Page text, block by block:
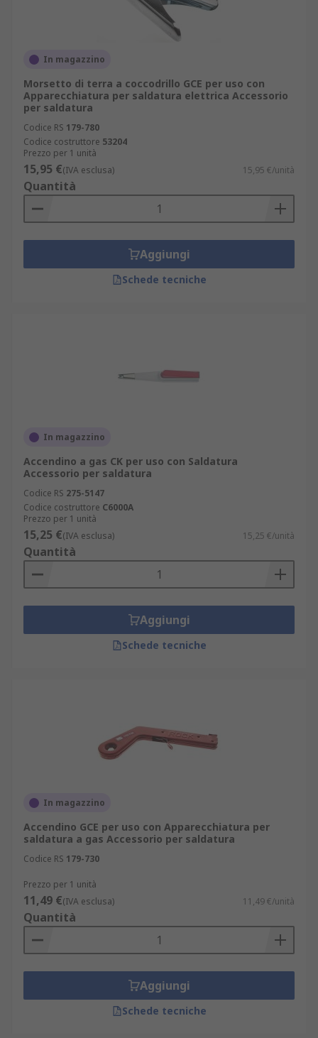
In magazzino
Morsetto di terra a coccodrillo GCE per uso con
Apparecchiatura per saldatura elettrica Accessorio
per saldatura
Codice RS 179-780
Codice costruttore 53204
Prezzo per 1 unità
15,95 €(IVA esclusa) 15,95 €/unità
Quantità
Aggiungi
Schede tecniche
In magazzino
Accendino a gas CK per uso con Saldatura
Accessorio per saldatura
Codice RS 275-5147
Codice costruttore C6000A
Prezzo per 1 unità
15,25 €(IVA esclusa) 15,25 €/unità
Quantità
Aggiungi
Schede tecniche
In magazzino
Accendino GCE per uso con Apparecchiatura per
saldatura a gas Accessorio per saldatura
Codice RS 179-730
Prezzo per 1 unità
11,49 €(IVA esclusa) 11,49 €/unità
Quantità
Aggiungi
Schede tecniche